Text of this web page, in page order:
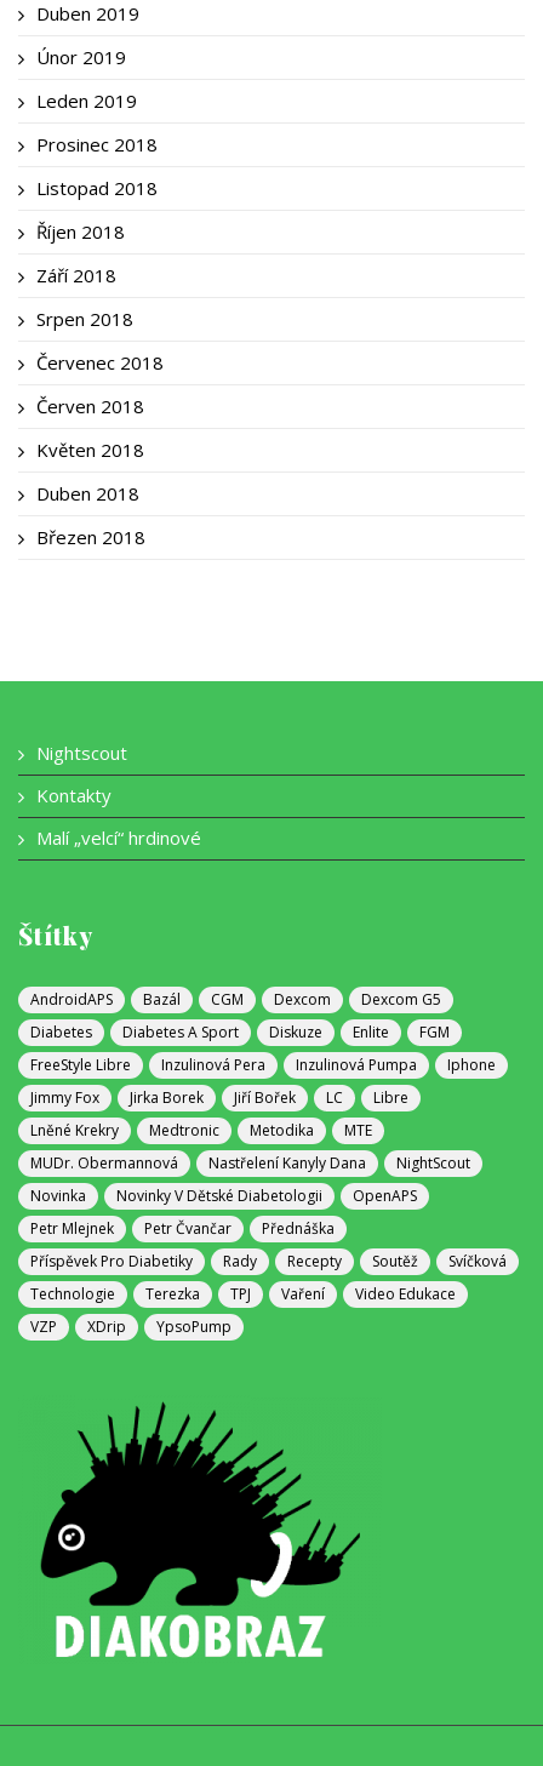
Duben 2019
Únor 2019
Leden 2019
Prosinec 2018
Listopad 2018
Říjen 2018
Září 2018
Srpen 2018
Červenec 2018
Červen 2018
Květen 2018
Duben 2018
Březen 2018
Nightscout
Kontakty
Malí „velcí“ hrdinové
Štítky
AndroidAPS Bazál CGM Dexcom
Dexcom G5
Diabetes
Diabetes A Sport Diskuze Enlite
FGM
FreeStyle Libre
Inzulinová Pera Inzulinová Pumpa
Iphone
Jimmy Fox
Jirka Borek Jiří Bořek LC
Libre
Lněné Krekry
Medtronic Metodika
MTE
MUDr. Obermannová
Nastřelení Kanyly Dana
NightScout
Novinka
Novinky V Dětské Diabetologii
OpenAPS
Petr Mlejnek
Petr Čvančar
Přednáška
Příspěvek Pro Diabetiky
Rady Recepty Soutěž
Svíčková
Technologie
Terezka TPJ Vaření
Video Edukace
VZP
XDrip YpsoPump